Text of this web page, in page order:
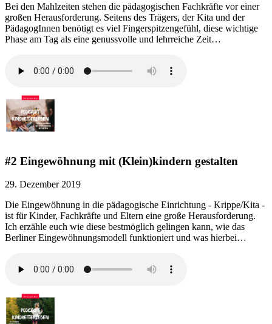
Bei den Mahlzeiten stehen die pädagogischen Fachkräfte vor einer
großen Herausforderung. Seitens des Trägers, der Kita und der
PädagogInnen benötigt es viel Fingerspitzengefühl, diese wichtige
Phase am Tag als eine genussvolle und lehrreiche Zeit…
#2 Eingewöhnung mit (Klein)kindern gestalten
29. Dezember 2019
Die Eingewöhnung in die pädagogische Einrichtung - Krippe/Kita -
ist für Kinder, Fachkräfte und Eltern eine große Herausforderung.
Ich erzähle euch wie diese bestmöglich gelingen kann, wie das
Berliner Eingewöhnungsmodell funktioniert und was hierbei…